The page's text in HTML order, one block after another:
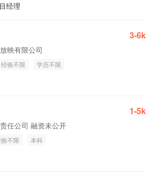
经理
3-6k
映有限公司
经验不限 学历不限
1-5k
任公司 融资未公开
不限 本科